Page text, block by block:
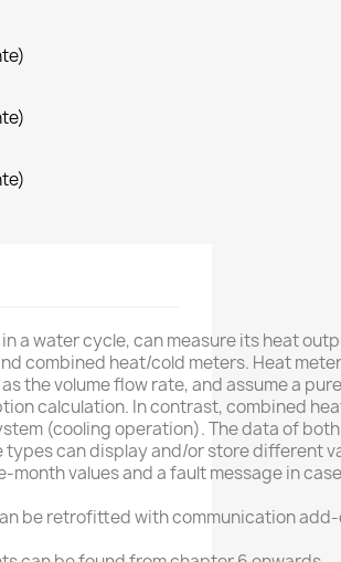
a water cycle, can measure its heat
combined heat/cold meters. Heat
the volume flow rate, and assume a
calculation. In contrast, combined
(cooling operation). The data of
can display and/or store different
values and a fault message in
be retrofitted with communication